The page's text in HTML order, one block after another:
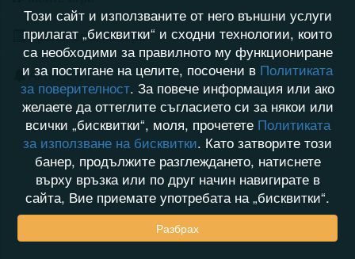
Хронология на игри
Активност
Този сайт и използваните от него външни услуги
прилагат „бисквитки“ и сходни технологии, които
са необходими за правилното му функциониране
и за постигане на целите, посочени в Политиката
за поверителност. За повече информация или ако
желаете да оттеглите съгласието си за някои или
всички „бисквитки“, моля, прочетете Политиката
за използване на бисквитки. Като затворите този
банер, продължите разглеждането, натиснете
върху връзка или по друг начин навигирате в
сайта, Вие приемате употребата на „бисквитки“.
Разбрах